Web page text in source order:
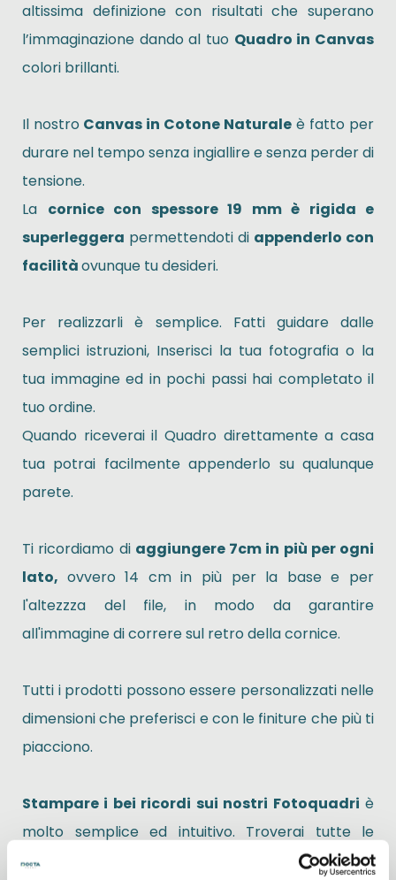
altissima definizione con risultati che superano
l’immaginazione dando al tuo Quadro in Canvas
colori brillanti.
Il nostro Canvas in Cotone Naturale è fatto per
durare nel tempo senza ingiallire e senza perder di
tensione.
La cornice con spessore 19 mm è rigida e
superleggera permettendoti di appenderlo con
facilitàovunque tu desideri.
Per realizzarli è semplice. Fatti guidare dalle
semplici istruzioni, Inserisci la tua fotografia o la
tua immagine ed in pochi passi hai completato il
tuo ordine.
Quando riceverai il Quadro direttamente a casa
tua potrai facilmente appenderlo su qualunque
parete.
Ti ricordiamo di aggiungere 7cm in più per ogni
lato, ovvero 14 cm in più per la base e per
l'altezzza del file, in modo da garantire
all'immagine di correre sul retro della cornice.
Tutti i prodotti possono essere personalizzati nelle
dimensioni che preferisci e con le finiture che più ti
piacciono.
Stampare i bei ricordi sui nostri Fotoquadri è
molto semplice ed intuitivo. Troverai tutte le
indicazioni per realizzare la tua opera d’arte con